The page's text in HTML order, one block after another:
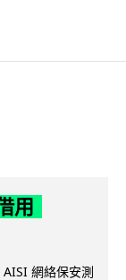
用
網絡保安測